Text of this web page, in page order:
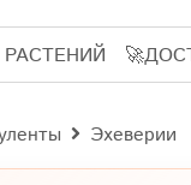
РАСТЕНИЙ
Эхеверии